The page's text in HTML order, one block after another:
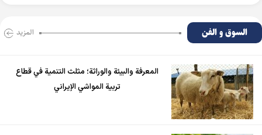
السوق و الفن المزید
المعرفة والبيئة والوراثة؛ مثلث التنمية في قطاع
تربية المواشي الإيراني